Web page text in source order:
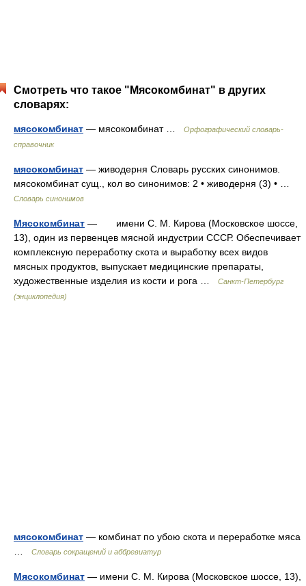
Смотреть что такое "Мясокомбинат" в других
словарях:
мясокомбинат — мясокомбинат …
Орфографический словарь-
справочник
мясокомбинат — живодерня Словарь русских синонимов.
мясокомбинат сущ., кол во синонимов: 2 • живодерня (3) • …
Словарь синонимов
Мясокомбинат — имени С. М. Кирова (Московское шоссе,
13), один из первенцев мясной индустрии СССР. Обеспечивает
комплексную переработку скота и выработку всех видов
мясных продуктов, выпускает медицинские препараты,
художественные изделия из кости и рога …
Санкт-Петербург
(энциклопедия)
мясокомбинат — комбинат по убою скота и переработке мяса
Словарь сокращений и аббревиатур
Мясокомбинат — имени С. М. Кирова (Московское шоссе, 13),